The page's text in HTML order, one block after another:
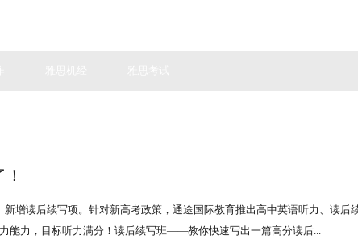
增读后续写项。针对新高考政策，通途国际教育推出高中英语听力、读后
力，目标听力满分！读后续写班——教你快速写出一篇高分读后...